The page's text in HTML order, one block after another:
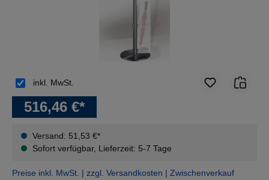
516,46 €*
Versand: 51,53 €*
Sofort verfügbar, Lieferzeit: 5-7 Tage
inkl. MwSt.
Preise inkl. MwSt. | zzgl. Versandkosten | Zwischenverkauf